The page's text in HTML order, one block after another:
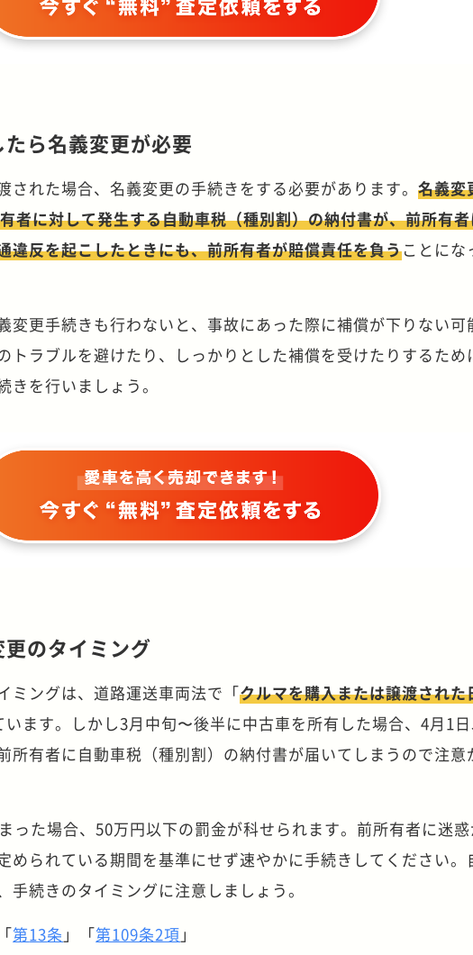
ら名義変更が必要
された場合、名義変更の手続きをする必要があります。名義変
者に対して発生する自動車税（種別割）の納付書が、前所有
違反を起こしたときにも、前所有者が賠償責任を負うことにな
変更手続きも行わないと、事故にあった際に補償が下りない可
トラブルを避けたり、しっかりとした補償を受けたりするため
を行いましょう。
のタイミング
ミングは、道路運送車両法で「クルマを購入または譲渡された
います。しかし3月中旬〜後半に中古車を所有した場合、4月1
所有者に自動車税（種別割）の納付書が届いてしまうので注意
った場合、50万円以下の罰金が科せられます。前所有者に迷
められている期間を基準にせず速やかに手続きしてください。
手続きのタイミングに注意しましょう。
第13条 」「第109条2項 」